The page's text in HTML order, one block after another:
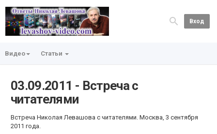
Вход
Видео Статьи
03.09.2011 - Встреча с
читателями
Встреча Николая Левашова с читателями. Москва, 3 сентября
2011 года.